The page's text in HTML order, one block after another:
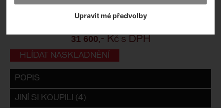
Upravit mé předvolby
kontaktujte nás
31 600,- Kč s DPH
HLÍDAT NASKLADNĚNÍ
POPIS
JINÍ SI KOUPILI (4)